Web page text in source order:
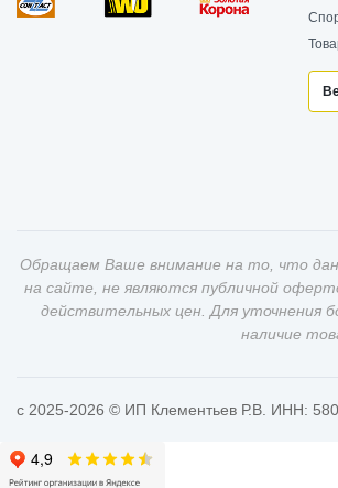
Обращаем Ваше внимание на то, что
на сайте, не являются публичной
действительных цен. Для уточнения
наличие
c 2025-2026 © ИП Клементьев Р.В. ИНН: